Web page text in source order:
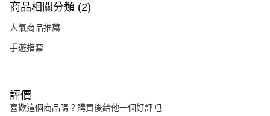
商品相關分類 (2)
人氣商品推薦
手遊指套
評價
喜歡這個商品嗎？購買後給他一個好評吧